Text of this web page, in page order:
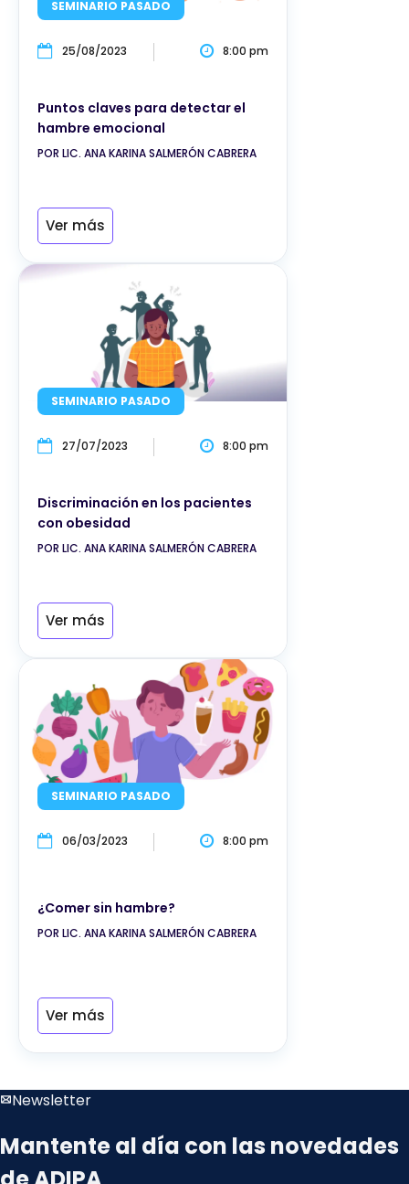
SEMINARIO PASADO
25/08/2023 8:00 pm
Puntos claves para detectar el
hambre emocional
POR LIC. ANA KARINA SALMERÓN CABRERA
Ver más
SEMINARIO PASADO
27/07/2023 8:00 pm
Discriminación en los pacientes
con obesidad
POR LIC. ANA KARINA SALMERÓN CABRERA
Ver más
SEMINARIO PASADO
06/03/2023 8:00 pm
¿Comer sin hambre?
POR LIC. ANA KARINA SALMERÓN CABRERA
Ver más